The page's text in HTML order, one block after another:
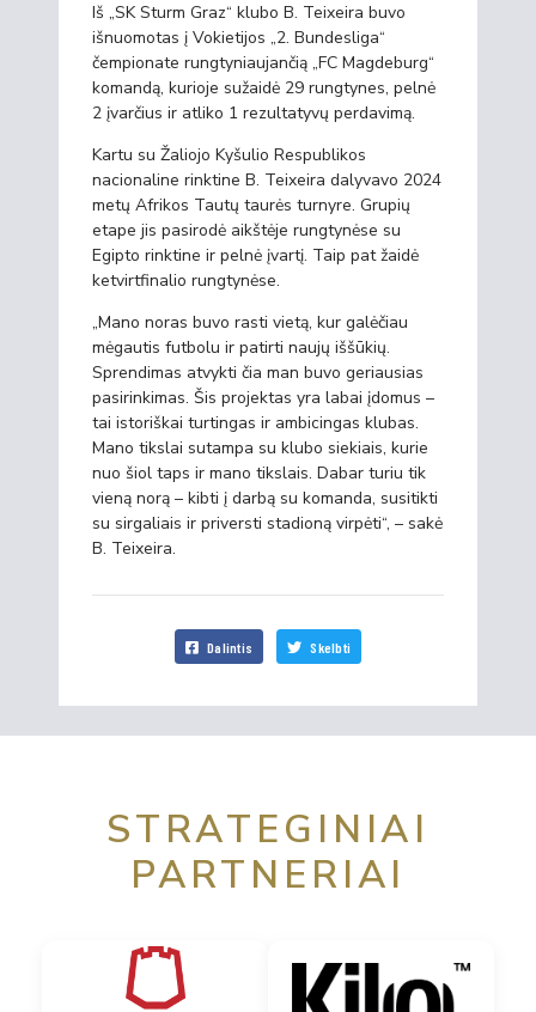
Iš „SK Sturm Graz“ klubo B. Teixeira buvo
išnuomotas į Vokietijos „2. Bundesliga“
čempionate rungtyniaujančią „FC Magdeburg“
komandą, kurioje sužaidė 29 rungtynes, pelnė
2 įvarčius ir atliko 1 rezultatyvų perdavimą.
Kartu su Žaliojo Kyšulio Respublikos
nacionaline rinktine B. Teixeira dalyvavo 2024
metų Afrikos Tautų taurės turnyre. Grupių
etape jis pasirodė aikštėje rungtynėse su
Egipto rinktine ir pelnė įvartį. Taip pat žaidė
ketvirtfinalio rungtynėse.
„Mano noras buvo rasti vietą, kur galėčiau
mėgautis futbolu ir patirti naujų iššūkių.
Sprendimas atvykti čia man buvo geriausias
pasirinkimas. Šis projektas yra labai įdomus –
tai istoriškai turtingas ir ambicingas klubas.
Mano tikslai sutampa su klubo siekiais, kurie
nuo šiol taps ir mano tikslais. Dabar turiu tik
vieną norą – kibti į darbą su komanda, susitikti
su sirgaliais ir priversti stadioną virpėti“, – sakė
B. Teixeira.
Dalintis Skelbti
STRATEGINIAI
PARTNERIAI